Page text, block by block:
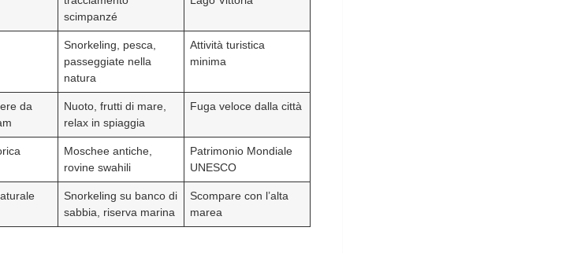
scimpanzé
Snorkeling, pesca,
passeggiate nella
natura
Attività turistica
minima
da
Nuoto, frutti di mare,
relax in spiaggia
Fuga veloce dalla città
Moschee antiche,
rovine swahili
Patrimonio Mondiale
UNESCO
Snorkeling su banco di
sabbia, riserva marina
Scompare con l’alta
marea